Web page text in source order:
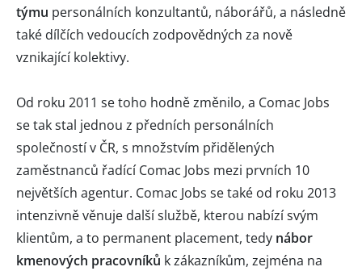
týmu personálních konzultantů, náborářů, a následně
také dílčích vedoucích zodpovědných za nově
vznikající kolektivy.
Od roku 2011 se toho hodně změnilo, a Comac Jobs
se tak stal jednou z předních personálních
společností v ČR, s množstvím přidělených
zaměstnanců řadící Comac Jobs mezi prvních 10
největších agentur. Comac Jobs se také od roku 2013
intenzivně věnuje další službě, kterou nabízí svým
klientům, a to permanent placement, tedy nábor
kmenových pracovníků k zákazníkům, zejména na